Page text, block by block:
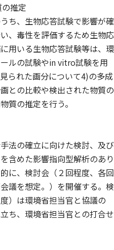
推定
ち、生物応答試験で影響が確
、毒性を評価するため生物応
用いる生物応答試験等は、環
ルの試験やin vitro試験を用
られた画分について4)の多成
との比較や検出された物質の
質の推定を行う。
法の確立に向けた検討、及び
含めた影響指向型解析のあり
に、検討会（２回程度、各回
議を想定。）を開催する。検
）は環境省担当官と協議の
ち、環境省担当官との打合せ